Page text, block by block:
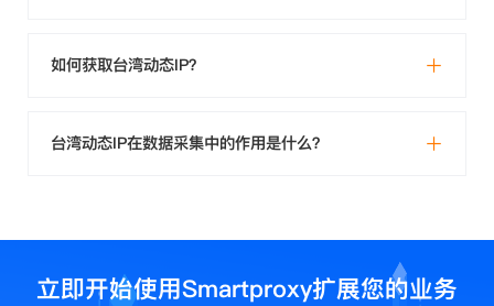
如何获取台湾动态IP？
台湾动态IP在数据采集中的作用是什么？
立即开始使用Smartproxy扩展您的业务